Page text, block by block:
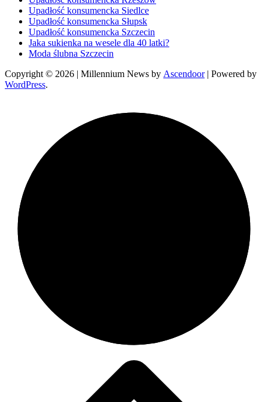
Upadłość konsumencka Siedlce
Upadłość konsumencka Słupsk
Upadłość konsumencka Szczecin
Jaka sukienka na wesele dla 40 latki?
Moda ślubna Szczecin
Copyright © 2026
| Millennium News by Ascendoor| Powered by
WordPress.